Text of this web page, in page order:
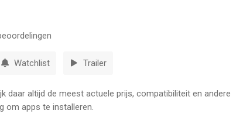
Watchlist Trailer
daar altijd de meest actuele prijs, compatibiliteit en andere
om apps te installeren.